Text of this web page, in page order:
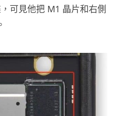
可見他把 M1 晶片和右側